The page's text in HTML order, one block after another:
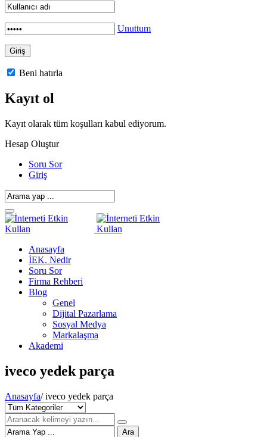
Unuttum
Beni hatırla
Kayıt ol
Kayıt olarak tüm koşulları kabul ediyorum.
Hesap Oluştur
Soru Sor
Giriş
Anasayfa
İEK. Nedir
Soru Sor
Firma Rehberi
Blog
Genel
Dijital Pazarlama
Sosyal Medya
Markalaşma
Akademi
iveco yedek parça
Anasayfa/ iveco yedek parça
Ara